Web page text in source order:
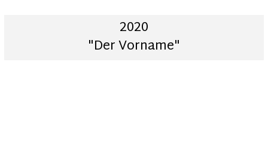
2020
"Der Vorname"